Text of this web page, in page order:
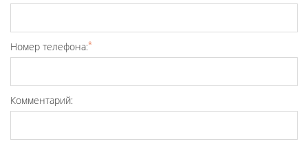
Номер телефона:*
Комментарий: